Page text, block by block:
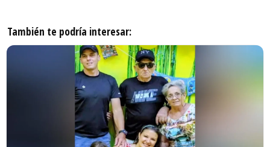
También te podría interesar: